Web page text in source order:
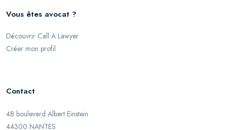
Vous êtes avocat ?
Découvrir Call A Lawyer
Créer mon profil
Contact
48 boulevard Albert Einstein
44300 NANTES